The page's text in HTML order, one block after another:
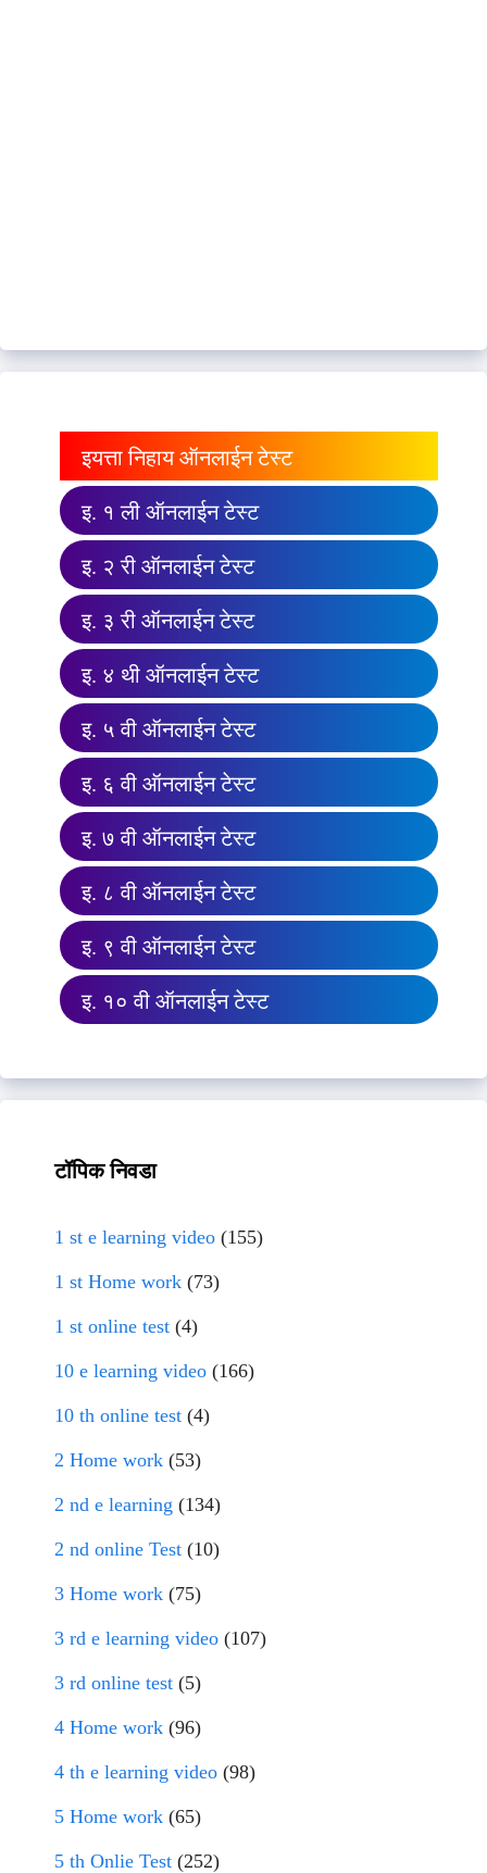
इयत्ता निहाय ऑनलाईन टेस्ट
इ. १ ली ऑनलाईन टेस्ट
इ. २ री ऑनलाईन टेस्ट
इ. ३ री ऑनलाईन टेस्ट
इ. ४ थी ऑनलाईन टेस्ट
इ. ५ वी ऑनलाईन टेस्ट
इ. ६ वी ऑनलाईन टेस्ट
इ. ७ वी ऑनलाईन टेस्ट
इ. ८ वी ऑनलाईन टेस्ट
इ. ९ वी ऑनलाईन टेस्ट
इ. १० वी ऑनलाईन टेस्ट
टॉपिक निवडा
1 st e learning video (155)
1 st Home work (73)
1 st online test (4)
10 e learning video (166)
10 th online test (4)
2 Home work (53)
2 nd e learning (134)
2 nd online Test (10)
3 Home work (75)
3 rd e learning video (107)
3 rd online test (5)
4 Home work (96)
4 th e learning video (98)
5 Home work (65)
5 th Onlie Test (252)